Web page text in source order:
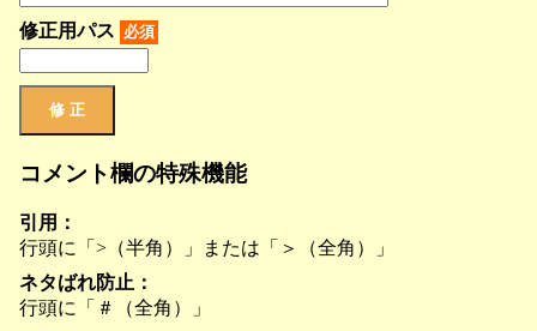
修正用パス 必須
コメント欄の特殊機能
引用：
行頭に「>（半角）」または「＞（全角）」
ネタばれ防止：
行頭に「＃（全角）」